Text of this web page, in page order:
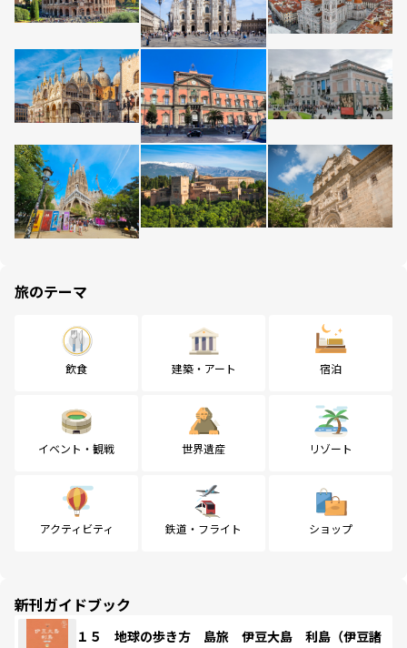
旅のテーマ
飲食 建築・アート 宿泊
イベント・観戦 世界遺産 リゾート
アクティビティ 鉄道・フライト ショップ
新刊ガイドブック
１５ 地球の歩き方 島旅 伊豆大島 利島（伊豆諸